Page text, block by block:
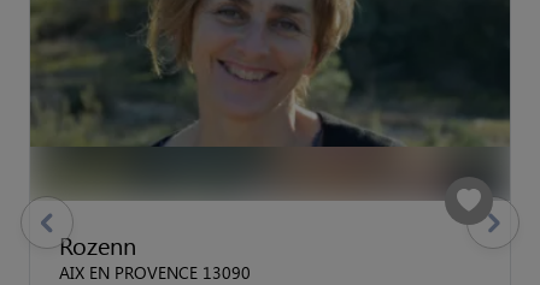
Rozenn
AIX EN PROVENCE 13090
previous Suivant